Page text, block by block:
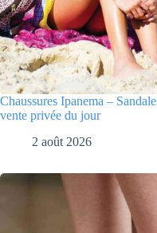
Chaussures Ipanema –
vente privée du jour
2 août 2026